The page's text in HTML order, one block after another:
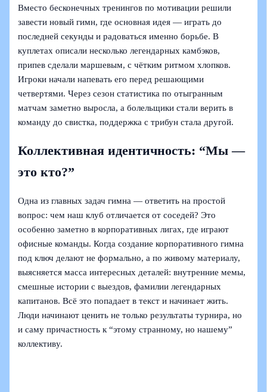
Вместо бесконечных тренингов по мотивации решили
завести новый гимн, где основная идея — играть до
последней секунды и радоваться именно борьбе. В
куплетах описали несколько легендарных камбэков,
припев сделали маршевым, с чётким ритмом хлопков.
Игроки начали напевать его перед решающими
четвертями. Через сезон статистика по отыгранным
матчам заметно выросла, а болельщики стали верить в
команду до свистка, поддержка с трибун стала другой.
Коллективная идентичность: “Мы —
это кто?”
Одна из главных задач гимна — ответить на простой
вопрос: чем наш клуб отличается от соседей? Это
особенно заметно в корпоративных лигах, где играют
офисные команды. Когда создание корпоративного гимна
под ключ делают не формально, а по живому материалу,
выясняется масса интересных деталей: внутренние мемы,
смешные истории с выездов, фамилии легендарных
капитанов. Всё это попадает в текст и начинает жить.
Люди начинают ценить не только результаты турнира, но
и саму причастность к “этому странному, но нашему”
коллективу.